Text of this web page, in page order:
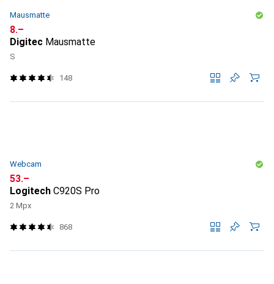
Mausmatte
CHF
8.–
Digitec Mausmatte
S
148
Webcam
CHF
53.–
Logitech C920S Pro
2 Mpx
868